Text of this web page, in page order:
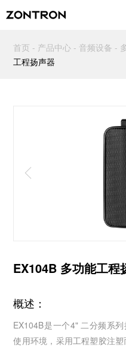
首页 - 产品中心 -音频设备 -
工程扬声器
EX104B 多功能工程
概述：
EX104B是一个4" 二分频系
使用环境，采用工程塑胶注